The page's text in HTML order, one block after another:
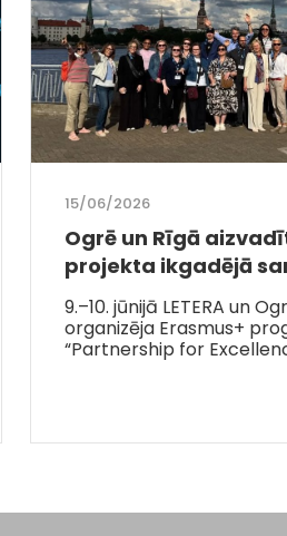
15/06/2026
Ogrē un Rīgā
projekta ikgadējā
9.–10. jūnijā LETERA un
organizēja Erasmus+
“Partnership for